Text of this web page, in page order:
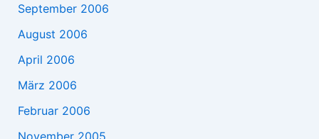
September 2006
August 2006
April 2006
März 2006
Februar 2006
November 2005